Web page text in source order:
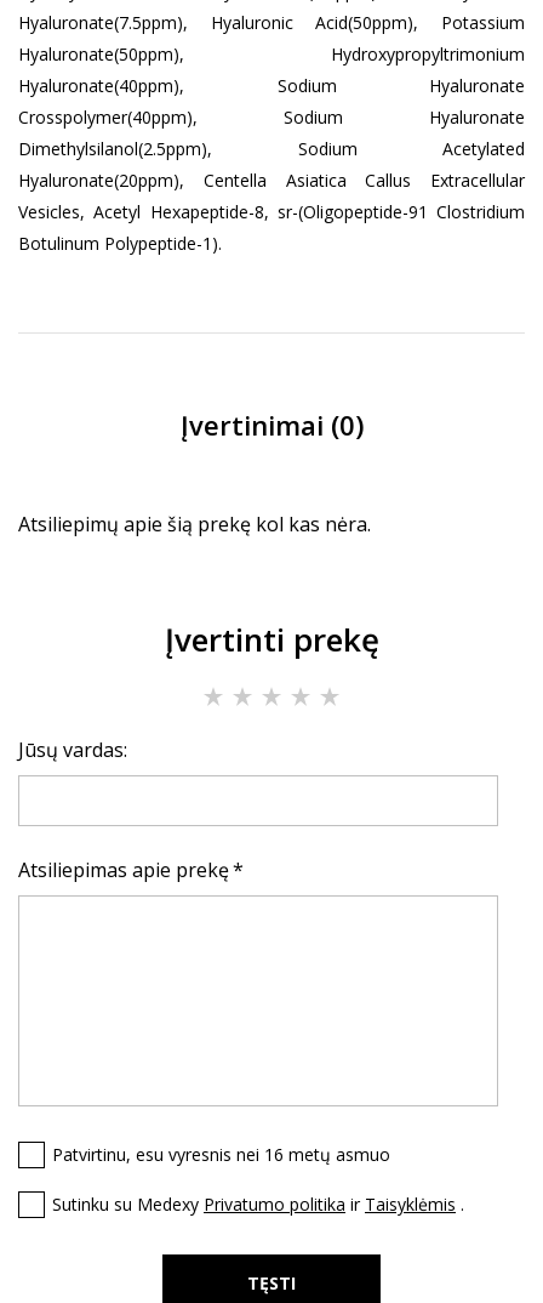
Hyaluronate(7.5ppm), Hyaluronic Acid(50ppm), Potassium
Hyaluronate(50ppm), Hydroxypropyltrimonium
Hyaluronate(40ppm), Sodium Hyaluronate
Crosspolymer(40ppm), Sodium Hyaluronate
Dimethylsilanol(2.5ppm), Sodium Acetylated
Hyaluronate(20ppm), Centella Asiatica Callus Extracellular
Vesicles, Acetyl Hexapeptide-8, sr-(Oligopeptide-91 Clostridium
Botulinum Polypeptide-1).
Įvertinimai (0)
Atsiliepimų apie šią prekę kol kas nėra.
Įvertinti prekę
Jūsų vardas:
Atsiliepimas apie prekę
Patvirtinu, esu vyresnis nei 16 metų asmuo
Sutinku su Medexy Privatumo politika ir Taisyklėmis .
TĘSTI